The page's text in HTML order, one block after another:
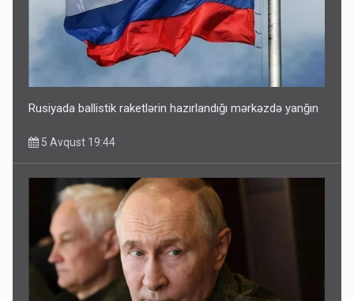
Rusiyada ballistik raketlərin hazırlandığı mərkəzdə yanğın
5 Avqust 19:44